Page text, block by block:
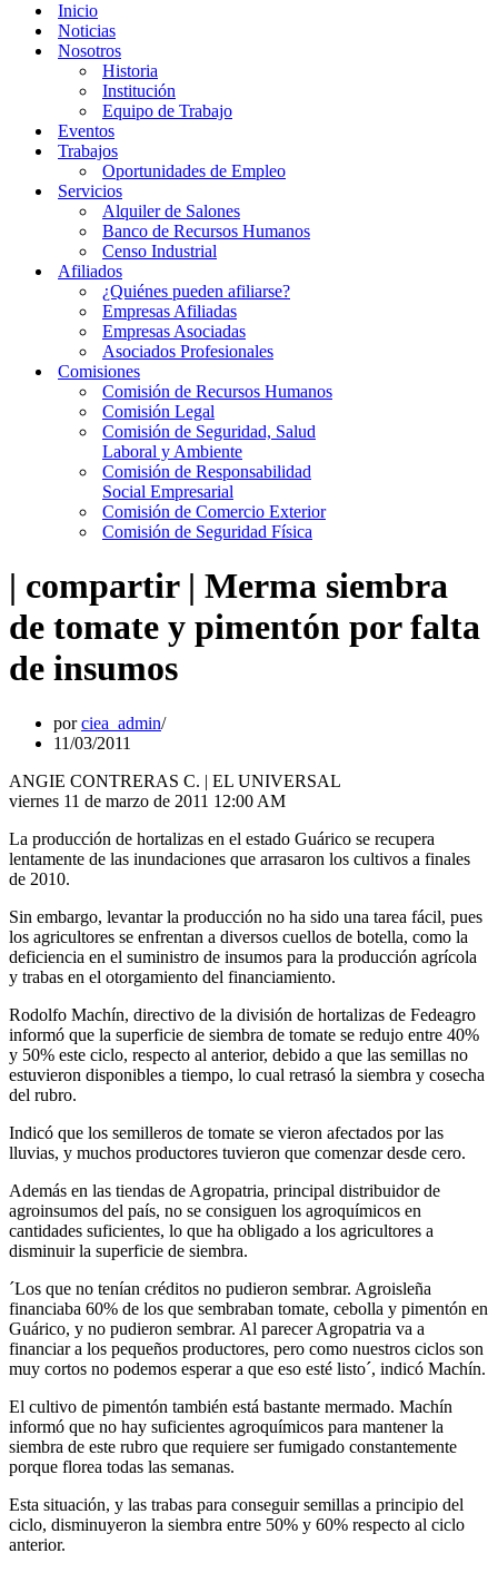
Inicio
Noticias
Nosotros
Historia
Institución
Equipo de Trabajo
Eventos
Trabajos
Oportunidades de Empleo
Servicios
Alquiler de Salones
Banco de Recursos Humanos
Censo Industrial
Afiliados
¿Quiénes pueden afiliarse?
Empresas Afiliadas
Empresas Asociadas
Asociados Profesionales
Comisiones
Comisión de Recursos Humanos
Comisión Legal
Comisión de Seguridad, Salud
Laboral y Ambiente
Comisión de Responsabilidad
Social Empresarial
Comisión de Comercio Exterior
Comisión de Seguridad Física
| compartir | Merma siembra
de tomate y pimentón por falta
de insumos
porciea_admin
11/03/2011
ANGIE CONTRERAS C. | EL UNIVERSAL
viernes 11 de marzo de 2011 12:00 AM
La producción de hortalizas en el estado Guárico se recupera
lentamente de las inundaciones que arrasaron los cultivos a finales
de 2010.
Sin embargo, levantar la producción no ha sido una tarea fácil, pues
los agricultores se enfrentan a diversos cuellos de botella, como la
deficiencia en el suministro de insumos para la producción agrícola
y trabas en el otorgamiento del financiamiento.
Rodolfo Machín, directivo de la división de hortalizas de Fedeagro
informó que la superficie de siembra de tomate se redujo entre 40%
y 50% este ciclo, respecto al anterior, debido a que las semillas no
estuvieron disponibles a tiempo, lo cual retrasó la siembra y cosecha
del rubro.
Indicó que los semilleros de tomate se vieron afectados por las
lluvias, y muchos productores tuvieron que comenzar desde cero.
Además en las tiendas de Agropatria, principal distribuidor de
agroinsumos del país, no se consiguen los agroquímicos en
cantidades suficientes, lo que ha obligado a los agricultores a
disminuir la superficie de siembra.
´Los que no tenían créditos no pudieron sembrar. Agroisleña
financiaba 60% de los que sembraban tomate, cebolla y pimentón en
Guárico, y no pudieron sembrar. Al parecer Agropatria va a
financiar a los pequeños productores, pero como nuestros ciclos son
muy cortos no podemos esperar a que eso esté listo´, indicó Machín.
El cultivo de pimentón también está bastante mermado. Machín
informó que no hay suficientes agroquímicos para mantener la
siembra de este rubro que requiere ser fumigado constantemente
porque florea todas las semanas.
Esta situación, y las trabas para conseguir semillas a principio del
ciclo, disminuyeron la siembra entre 50% y 60% respecto al ciclo
anterior.